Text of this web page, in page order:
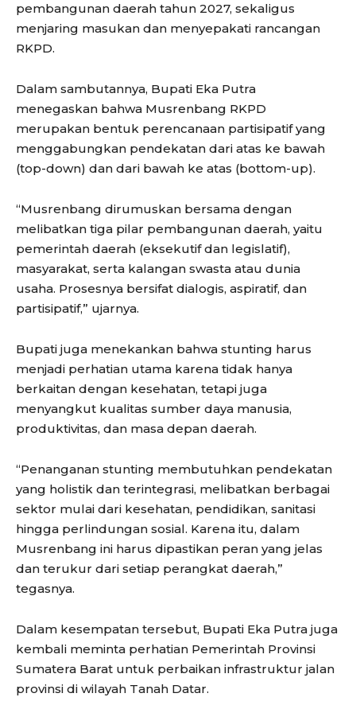
pembangunan daerah tahun 2027, sekaligus
menjaring masukan dan menyepakati rancangan
RKPD.
Dalam sambutannya, Bupati Eka Putra
menegaskan bahwa Musrenbang RKPD
merupakan bentuk perencanaan partisipatif yang
menggabungkan pendekatan dari atas ke bawah
(top-down) dan dari bawah ke atas (bottom-up).
“Musrenbang dirumuskan bersama dengan
melibatkan tiga pilar pembangunan daerah, yaitu
pemerintah daerah (eksekutif dan legislatif),
masyarakat, serta kalangan swasta atau dunia
usaha. Prosesnya bersifat dialogis, aspiratif, dan
partisipatif,” ujarnya.
Bupati juga menekankan bahwa stunting harus
menjadi perhatian utama karena tidak hanya
berkaitan dengan kesehatan, tetapi juga
menyangkut kualitas sumber daya manusia,
produktivitas, dan masa depan daerah.
“Penanganan stunting membutuhkan pendekatan
yang holistik dan terintegrasi, melibatkan berbagai
sektor mulai dari kesehatan, pendidikan, sanitasi
hingga perlindungan sosial. Karena itu, dalam
Musrenbang ini harus dipastikan peran yang jelas
dan terukur dari setiap perangkat daerah,”
tegasnya.
Dalam kesempatan tersebut, Bupati Eka Putra juga
kembali meminta perhatian Pemerintah Provinsi
Sumatera Barat untuk perbaikan infrastruktur jalan
provinsi di wilayah Tanah Datar.